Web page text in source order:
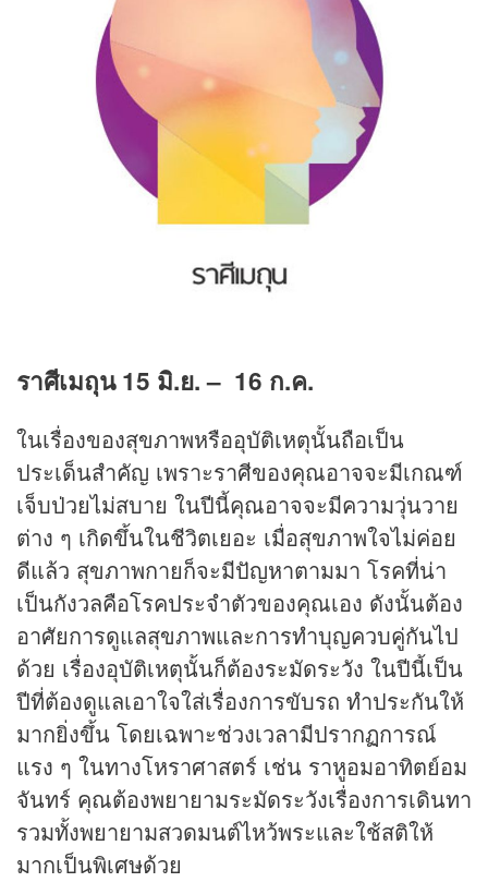
ราศีเมถุน15 มิ.ย.– 16 ก.ค.
ในเรื่องของสุขภาพหรืออุบัติเหตุนั้นถือเป็น
ประเด็นสำคัญ เพราะราศีของคุณอาจจะมีเกณฑ์
เจ็บป่วยไม่สบาย ในปีนี้คุณอาจจะมีความวุ่นวาย
ต่าง ๆ เกิดขึ้นในชีวิตเยอะ เมื่อสุขภาพใจไม่ค่อย
ดีแล้ว สุขภาพกายก็จะมีปัญหาตามมา โรคที่น่า
เป็นกังวลคือโรคประจำตัวของคุณเอง ดังนั้นต้อง
อาศัยการดูแลสุขภาพและการทำบุญควบคู่กันไป
ด้วย เรื่องอุบัติเหตุนั้นก็ต้องระมัดระวัง ในปีนี้เป็น
ปีที่ต้องดูแลเอาใจใส่เรื่องการขับรถ ทำประกันให้
มากยิ่งขึ้น โดยเฉพาะช่วงเวลามีปรากฏการณ์
แรง ๆ ในทางโหราศาสตร์ เช่น ราหูอมอาทิตย์อม
จันทร์ คุณต้องพยายามระมัดระวังเรื่องการเดินทา
รวมทั้งพยายามสวดมนต์ไหว้พระและใช้สติให้
มากเป็นพิเศษด้วย